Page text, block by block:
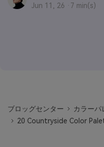
Jun 11, 26 · 7 min(s)
ブロッグセンター
カラーパ
20 Countryside Color